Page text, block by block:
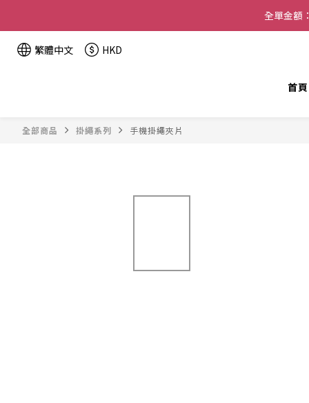
全單金額
繁體中文 HKD
首頁
全部商品 掛繩系列 手機掛繩夾片